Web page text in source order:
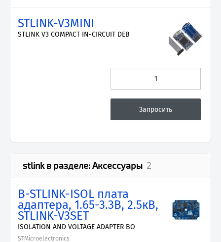
STLINK-V3MINI
STLINK V3 COMPACT IN-CIRCUIT DEB
stlinkв разделе:Аксессуары 2
B-STLINK-ISOL плата
адаптера, 1.65-3.3В, 2.5кВ,
STLINK-V3SET
ISOLATION AND VOLTAGE ADAPTER BO
STMicroelectronics